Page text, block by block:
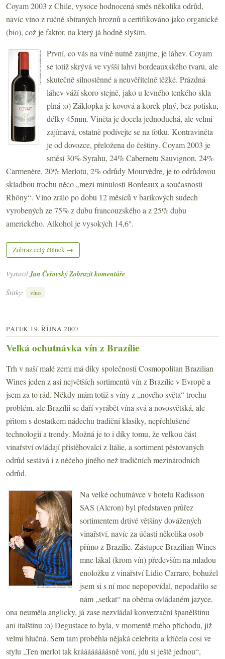
Coyam 2003 z Chile, vysoce hodnocená směs několika odrůd,
navíc víno z ručně sbíraných hroznů a certifikováno jako organické
(bio), což je faktor, na který já hodně slyším.
První, co vás na víně nutně zaujme, je láhev. Coyam
se totiž skrývá ve vyšší lahvi bordeauxského tvaru, ale
skutečně silnostěnné a neuvěřitelně těžké. Prázdná
láhev váží skoro stejně, jako u levného tenkého skla
plná :o) Záklopka je kovová a korek plný, bez potisku,
délky 45mm. Viněta je docela jednoduchá, ale velmi
zajímavá, ostatně podívejte se na fotku. Kontraviněta
je od dovozce, přeložena do češtiny. Coyam 2003 je
směsí 30% Syrahu, 24% Cabernetu Sauvignon, 24%
Carmenère, 20% Merlotu, 2% odrůdy Mourvèdre, je to odrůdovou
skladbou trochu něco „mezi minulostí Bordeaux a současností
Rhôny“. Víno zrálo po dobu 12 měsíců v barikových sudech
vyrobených ze 75% z dubu francouzského a z 25% dubu
amerického. Alkohol je vysokých 14,6°.
Zobraz celý článek →
VystavilJan ČeřovskýZobrazit komentáře
Štítky:
víno
PÁTEK 19. ŘÍJNA 2007
Velká ochutnávka vín z Brazílie
Trh v naší malé zemi má diky společnosti Cosmopolitan Brazilian
Wines jeden z asi největších sortimentů vín z Brazílie v Evropě a
jsem za to rád. Někdy mám totiž s víny z „nového světa“ trochu
problém, ale Brazílii se daří vyrábět vína svá a novosvětská, ale
přitom s dostatkem nádechu tradiční klasiky, nepřehlušené
technologií a trendy. Možná je to i díky tomu, že velkou část
vinařství ovládají přistěhovalci z Itálie, a sortiment pěstovaných
odrůd sestává i z něčeho jiného než tradičních mezinárodních
odrůd.
Na velké ochutnávce v hotelu Radisson
SAS (Alcron) byl představen průřez
sortimentem drtivé většiny dovážených
vinařství, navíc za účasti několika osob
přímo z Brazílie. Zástupce Brazilian Wines
mne lákal (krom vín) především na mladou
enoložku z vinařství Lidio Carraro, bohužel
jsem si s ní moc nepopovídal, nepodařilo se
nám „setkat“ na oběma ovládaném jazyce,
ona neuměla anglicky, já zase nezvládal konverzační španělštinu
ani italštinu :o) Degustace to byla, v momentě mého příchodu, již
velmi hlučná. Sem tam proběhla nějaká celebrita a křičela cosi ve
stylu „Ten merlot tak kráááááááásně voní, jdu si ještě jednou“,